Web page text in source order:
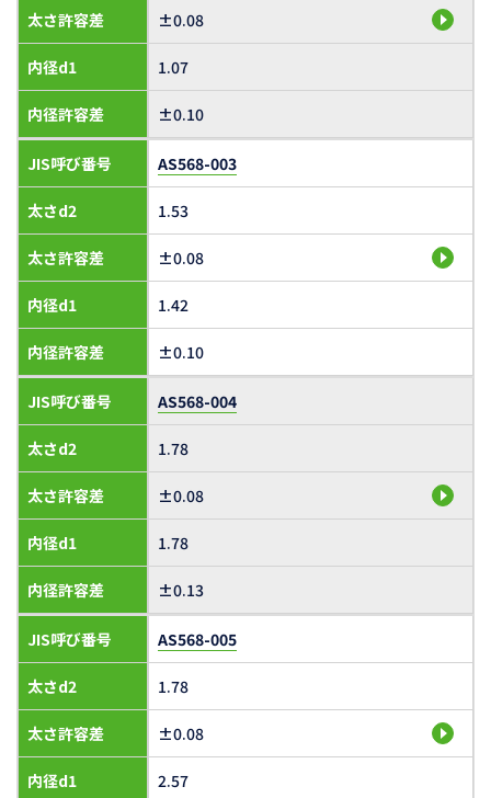
太さ許容差
内径d1
内径許容差
±0.08
1.07
±0.10
JIS呼び番号
太さd2
太さ許容差
内径d1
内径許容差
AS568-003
1.53
±0.08
1.42
±0.10
JIS呼び番号
太さd2
太さ許容差
内径d1
内径許容差
AS568-004
1.78
±0.08
1.78
±0.13
JIS呼び番号
太さd2
太さ許容差
内径d1
AS568-005
1.78
±0.08
2.57